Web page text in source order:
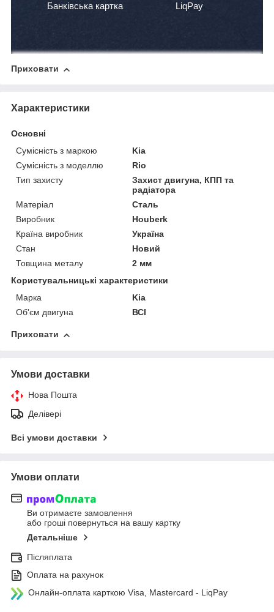
Банківська картка LiqPay
Приховати
Характеристики
Основні
Сумісність з маркою
Kia
Сумісність з моделлю
Rio
Тип захисту
Захист двигуна, КПП та
радіатора
Матеріал
Сталь
Виробник
Houberk
Країна виробник
Україна
Стан
Новий
Товщина металу
2 мм
Користувальницькі характеристики
Марка
Kia
Об'єм двигуна
ВСІ
Приховати
Умови доставки
Нова Пошта
Делівері
Всі умови доставки
Умови оплати
Ви отримаєте замовлення
або гроші повернуться на вашу картку
Детальніше
Післяплата
Оплата на рахунок
Онлайн-оплата карткою Visa, Mastercard - LiqPay